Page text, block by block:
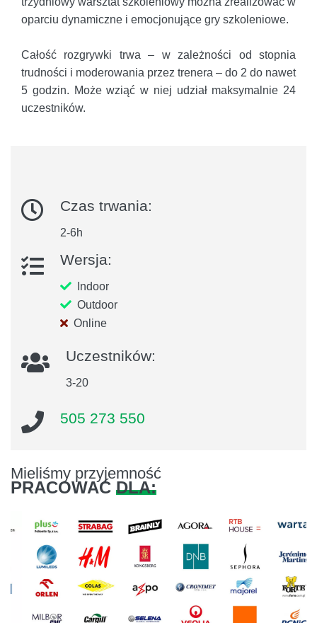
oparciu dynamiczne i emocjonujące gry szkoleniowe.
Całość rozgrywki trwa – w zależności od stopnia
trudności i moderowania przez trenera – do 2 do nawet
5 godzin. Może wziąć w niej udział maksymalnie 24
uczestników.
Czas trwania:
2-6h
Wersja:
Indoor
Outdoor
Online
Uczestników:
3-20
505 273 550
Mieliśmy przyjemność
PRACOWAĆ DLA:
Previous Next